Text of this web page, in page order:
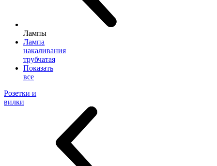
Лампы
Лампа
накаливания
трубчатая
Показать
все
Розетки и
вилки